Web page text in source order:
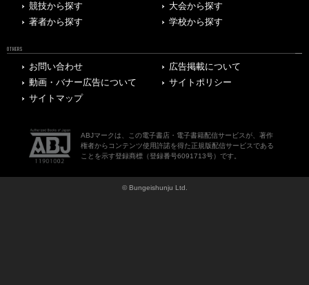
競技から探す
大会から探す
著者から探す
学校から探す
OTHERS
お問い合わせ
広告掲載について
動画・バナー広告について
サイトポリシー
サイトマップ
ABJマークは、この電子書店・電子書籍配信サービスが、著作
権者からコンテンツ使用許諾を得た正規版配信サービスである
ことを示す登録商標（登録番号6091713号）です。
© Bungeishunju Ltd.